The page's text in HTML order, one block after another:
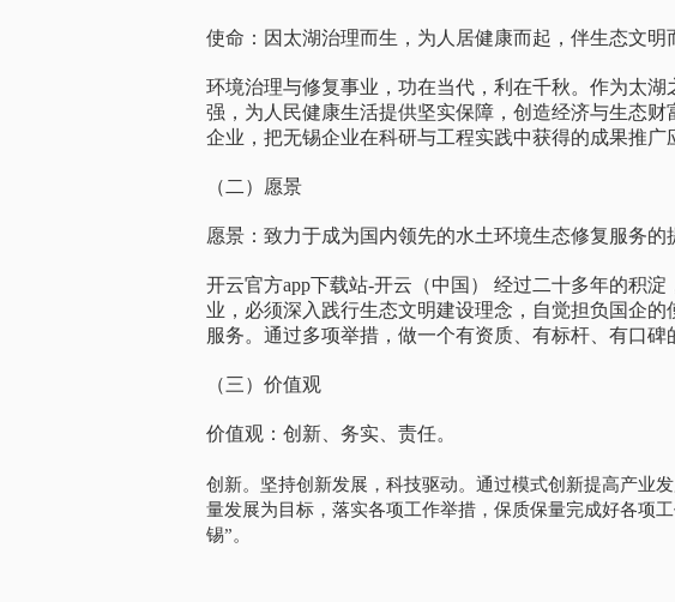
使命：因太湖治理而生，为人居健康而起，伴生态文明
环境治理与修复事业，功在当代，利在千秋。作为太
强，为人民健康生活提供坚实保障，创造经济与生态
企业，把无锡企业在科研与工程实践中获得的成果推
（二）愿景
愿景：致力于成为国内领先的水土环境生态修复服务的
开云官方app下载站-开云（中国） 经过二十多年的积
业，必须深入践行生态文明建设理念，自觉担负国企
服务。通过多项举措，做一个有资质、有标杆、有口碑
（三）价值观
价值观：创新、务实、责任。
创新。坚持创新发展，科技驱动。通过模式创新提高产业
量发展为目标，落实各项工作举措，保质保量完成好各项
锡”。